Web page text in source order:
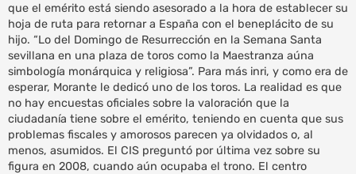
que el emérito está siendo asesorado a la hora de establecer su
hoja de ruta para retornar a España con el beneplácito de su
hijo. “Lo del Domingo de Resurrección en la Semana Santa
sevillana en una plaza de toros como la Maestranza aúna
simbología monárquica y religiosa”. Para más inri, y como era de
esperar, Morante le dedicó uno de los toros. La realidad es que
no hay encuestas oficiales sobre la valoración que la
ciudadanía tiene sobre el emérito, teniendo en cuenta que sus
problemas fiscales y amorosos parecen ya olvidados o, al
menos, asumidos. El CIS preguntó por última vez sobre su
figura en 2008, cuando aún ocupaba el trono. El centro